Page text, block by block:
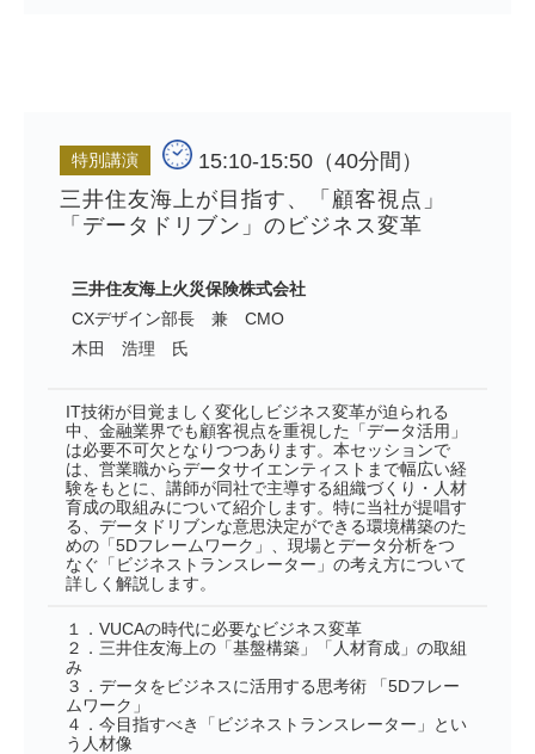
特別講演
15:10-15:50（40分間）
三井住友海上が目指す、「顧客視点」
「データドリブン」のビジネス変革
三井住友海上火災保険株式会社
CXデザイン部長 兼 CMO
木田 浩理 氏
IT技術が目覚ましく変化しビジネス変革が迫られる
中、金融業界でも顧客視点を重視した「データ活用」
は必要不可欠となりつつあります。本セッションで
は、営業職からデータサイエンティストまで幅広い経
験をもとに、講師が同社で主導する組織づくり・人材
育成の取組みについて紹介します。特に当社が提唱す
る、データドリブンな意思決定ができる環境構築のた
めの「5Dフレームワーク」、現場とデータ分析をつ
なぐ「ビジネストランスレーター」の考え方について
詳しく解説します。
１．VUCAの時代に必要なビジネス変革
２．三井住友海上の「基盤構築」「人材育成」の取組
み
３．データをビジネスに活用する思考術 「5Dフレー
ムワーク」
４．今目指すべき「ビジネストランスレーター」とい
う人材像